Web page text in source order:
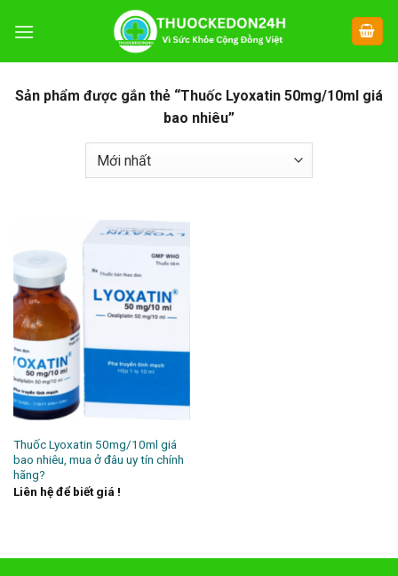
đến
Sản phẩm được gắn thẻ “Thuốc Lyoxatin 50mg/10ml giá
bao nhiêu”
Thuốc Lyoxatin 50mg/10ml giá
bao nhiêu, mua ở đâu uy tín chính
hãng?
Liên hệ để biết giá !